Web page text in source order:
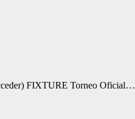
FIXTURE Torneo Oficial…